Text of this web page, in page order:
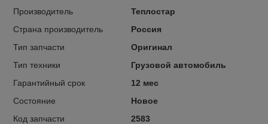
Производитель
Теплостар
Страна производитель
Россия
Тип запчасти
Оригинал
Тип техники
Грузовой автомобиль
Гарантийный срок
12 мес
Состояние
Новое
Код запчасти
2583